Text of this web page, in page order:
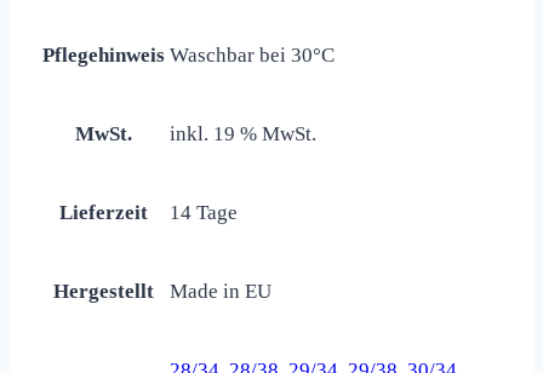
Pflegehinweis Waschbar bei 30°C
MwSt. inkl. 19 % MwSt.
Lieferzeit 14 Tage
Hergestellt Made in EU